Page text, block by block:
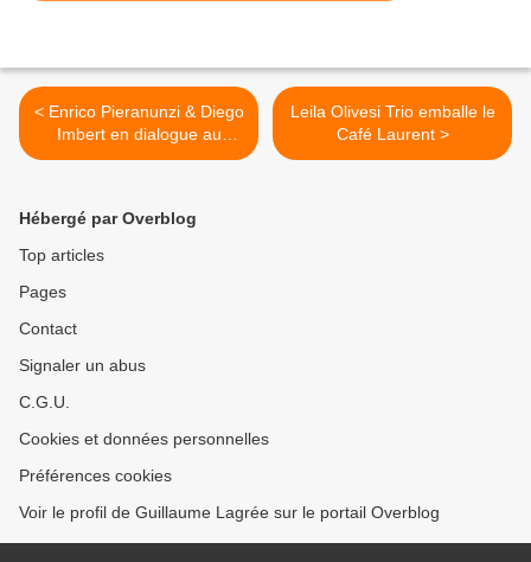
< Enrico Pieranunzi & Diego
Imbert en dialogue au
Sunside
Leila Olivesi Trio emballe le
Café Laurent >
Hébergé par Overblog
Top articles
Pages
Contact
Signaler un abus
C.G.U.
Cookies et données personnelles
Préférences cookies
Voir le profil de Guillaume Lagrée sur le portail Overblog